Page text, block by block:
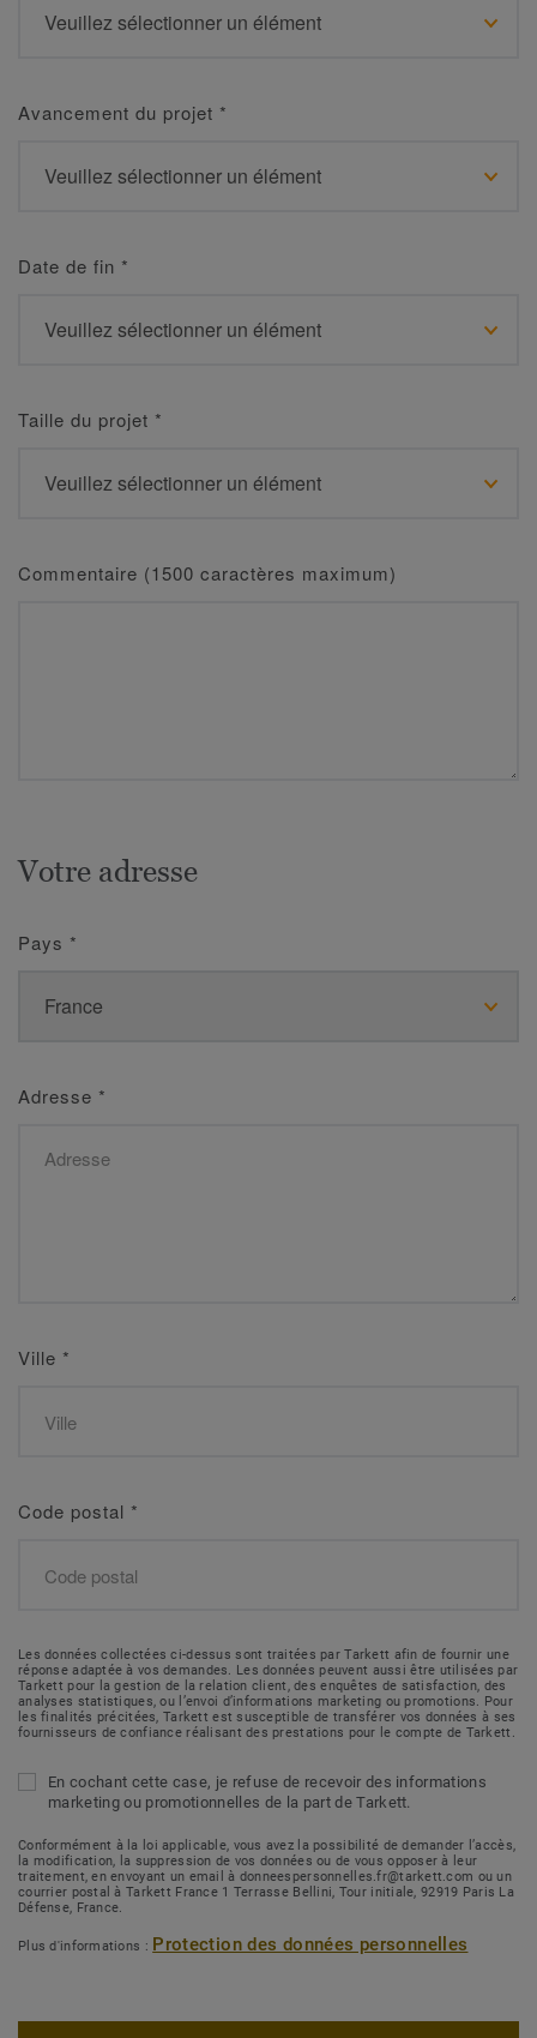
Avancement du projet *
Date de fin *
Taille du projet *
Commentaire (1500 caractères maximum)
Votre adresse
Pays *
Adresse *
Ville *
Code postal *
Les données collectées ci-dessus sont traitées par Tarkett afin de fournir une
réponse adaptée à vos demandes. Les données peuvent aussi être utilisées par
Tarkett pour la gestion de la relation client, des enquêtes de satisfaction, des
analyses statistiques, ou l’envoi d’informations marketing ou promotions. Pour
les finalités précitées, Tarkett est susceptible de transférer vos données à ses
fournisseurs de confiance réalisant des prestations pour le compte de Tarkett.
En cochant cette case, je refuse de recevoir des informations
marketing ou promotionnelles de la part de Tarkett.
Conformément à la loi applicable, vous avez la possibilité de demander l’accès,
la modification, la suppression de vos données ou de vous opposer à leur
traitement, en envoyant un email à donneespersonnelles.fr@tarkett.com ou un
courrier postal à Tarkett France 1 Terrasse Bellini, Tour initiale, 92919 Paris La
Défense, France.
Plus d'informations : Protection des données personnelles